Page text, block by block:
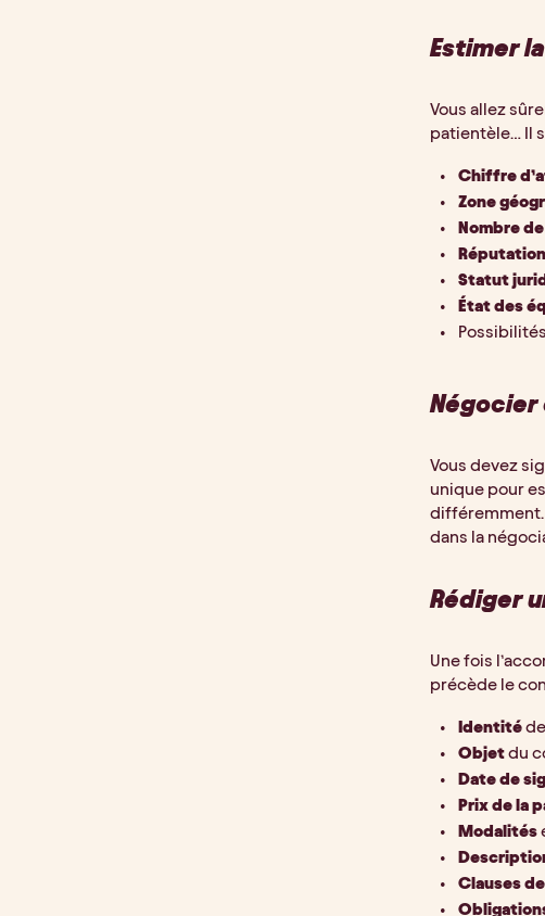
Estimer
Vous allez
patientèle… Il
Chiffre
Zone
Nombre
Réputation
Statut
État des
Négocier
Vous devez
unique pour
différemment.
dans la
Rédiger
Une fois
précède le
Identité
Objet du
Date de
Prix de la
Modalités
Clauses